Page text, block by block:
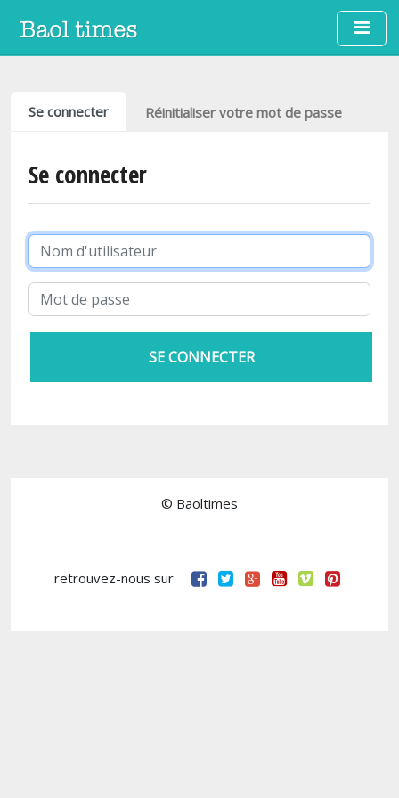
Aller au contenu principal
Onglets principaux
Se connecter Réinitialiser votre mot de passe
Se connecter
© Baoltimes
retrouvez-nous sur